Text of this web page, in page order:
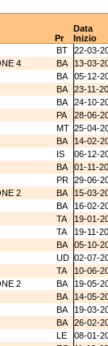
Data
Pr
Inizio
BT
22-03-
4 BA
13-03-
BA
05-12-
BA
23-11-
BA
24-10-
PA
28-06-
MT 25-04-
BA
14-02-
IS
06-12-
BA
01-11-
PR 29-06-
2 BA
15-03-
BA
16-02-
TA
19-01-
TA
19-11-
BA
05-10-
UD 02-07-
TA
10-06-
2 BA
19-05-
BA
14-05-
BA
19-03-
BA
26-02-
LE
08-01-